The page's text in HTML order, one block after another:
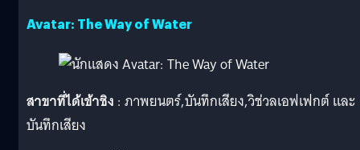
Avatar: The Way of Water
สาขาที่ได้เข้าชิง : ภาพยนตร์,บันทึกเสียง,วิช่วลเอฟเฟกต์ และ
บันทึกเสียง